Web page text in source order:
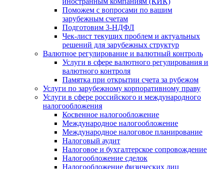
Поможем с вопросами по вашим
зарубежным счетам
Подготовим 3-НДФЛ
Чек-лист текущих проблем и актуальных
решений для зарубежных структур
Валютное регулирование и валютный контроль
Услуги в сфере валютного регулирования и
валютного контроля
Памятка при открытии счета за рубежом
Услуги по зарубежному корпоративному праву
Услуги в сфере российского и международного
налогообложения
Косвенное налогообложение
Международное налогообложение
Международное налоговое планирование
Налоговый аудит
Налоговое и бухгалтерское сопровождение
Налогообложение сделок
Налогообложение физических лиц